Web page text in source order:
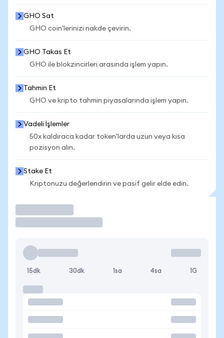
GHO Sat
GHO coin'lerinizi nakde çevirin.
GHO Takas Et
GHO ile blokzincirleri arasında işlem yapın.
Tahmin Et
GHO ve kripto tahmin piyasalarında işlem yapın.
Vadeli İşlemler
50x kaldıraca kadar token'larda uzun veya kısa
pozisyon alın.
Stake Et
Kriptonuzu değerlendirin ve pasif gelir elde edin.
15dk 30dk 1sa 4sa 1G